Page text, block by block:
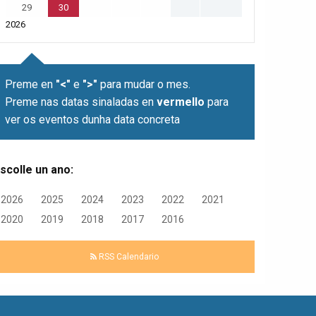
29
30
2026
Preme en "<" e ">" para mudar o mes.
Preme nas datas sinaladas en vermello para
ver os eventos dunha data concreta
un ano:
2026 2025 2024 2023 2022
2021
2020
2019 2018 2017 2016
RSS Calendario